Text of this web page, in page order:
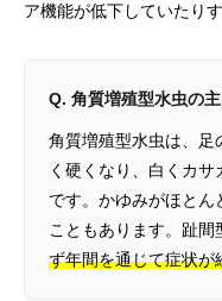
ア機能が低下していたり
Q. 角質増殖型水虫の
角質増殖型水虫は、足
く硬くなり、白くカ
です。かゆみがほとん
こともあります。趾間
ず年間を通じて症状が